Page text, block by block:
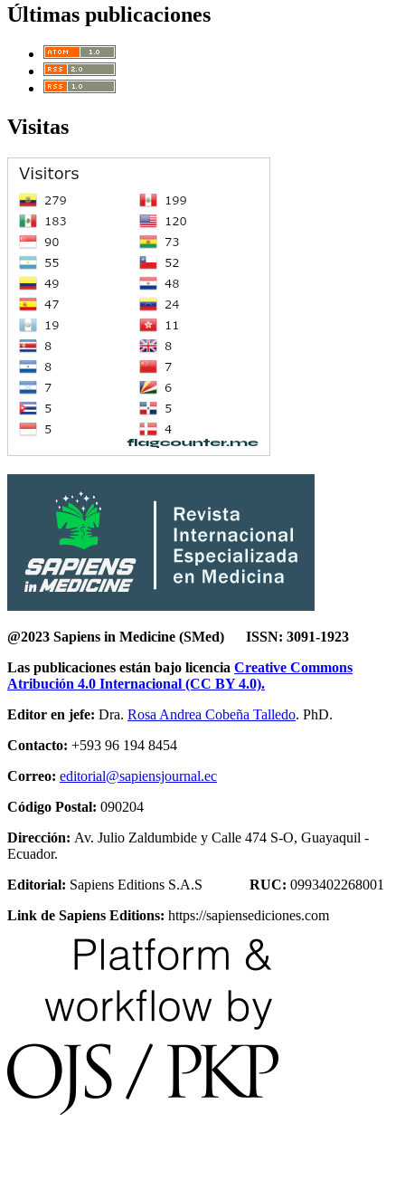
Últimas publicaciones
Visitas
@2023 Sapiens in Medicine (SMed) ISSN: 3091-1923
Las publicaciones están bajo licencia Creative Commons
Atribución 4.0 Internacional (CC BY 4.0).
Editor en jefe: Dra. Rosa Andrea Cobeña Talledo. PhD.
Contacto: +593 96 194 8454
Correo: editorial@sapiensjournal.ec
Código Postal: 090204
Dirección: Av. Julio Zaldumbide y Calle 474 S-O, Guayaquil -
Ecuador.
Editorial: Sapiens Editions S.A.S RUC: 0993402268001
Link de Sapiens Editions: https://sapiensediciones.com